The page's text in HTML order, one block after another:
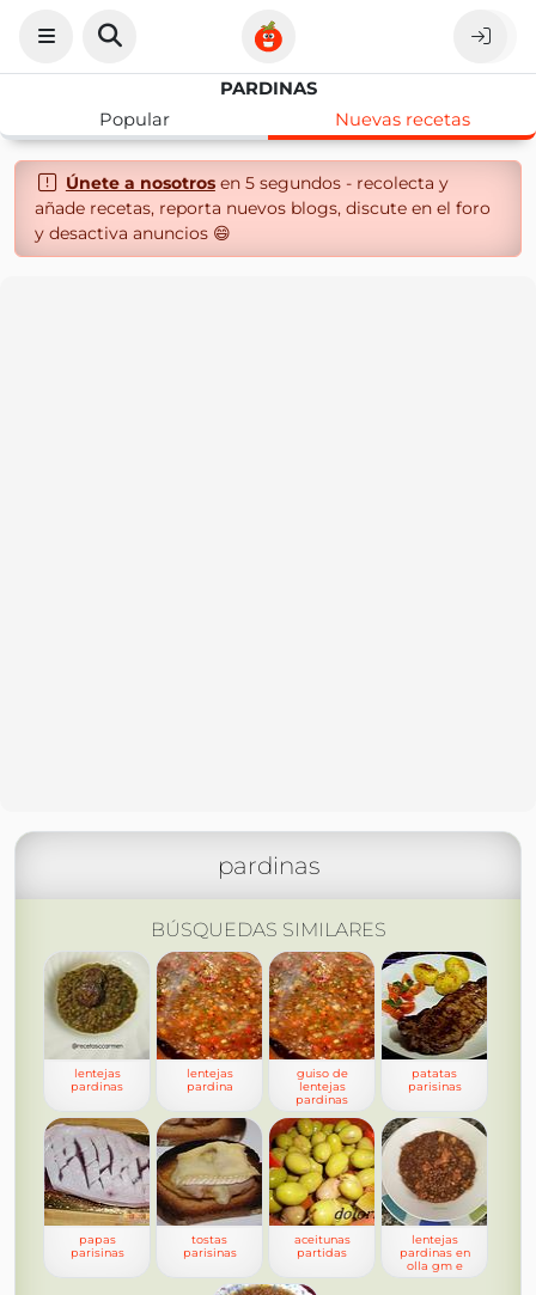
PARDINAS
Popular
Nuevas recetas
Únete a nosotrosen 5 segundos - recolecta y
añade recetas, reporta nuevos blogs, discute en el foro
y desactiva anuncios 😄
pardinas
BÚSQUEDAS SIMILARES
lentejas
pardinas
lentejas
pardina
guiso de
lentejas
pardinas
patatas
parisinas
papas
parisinas
tostas
parisinas
aceitunas
partidas
lentejas
pardinas en
olla gm e